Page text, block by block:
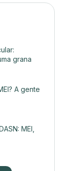
grana
A gente
MEI,